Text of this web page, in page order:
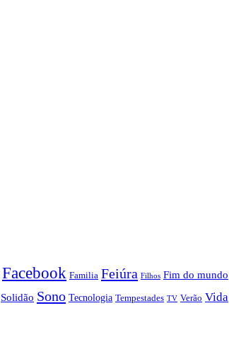
Facebook Familia Feiúra Filhos Fim do mundo
Solidão Sono Tecnologia Tempestades TV Verão Vida